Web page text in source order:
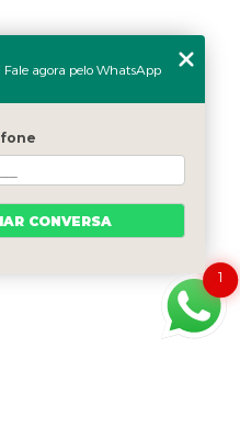
1
Fale agora pelo WhatsApp
CONVERSA